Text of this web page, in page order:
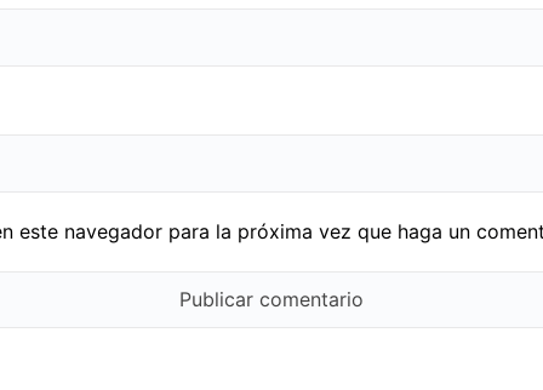
este navegador para la próxima vez que haga un